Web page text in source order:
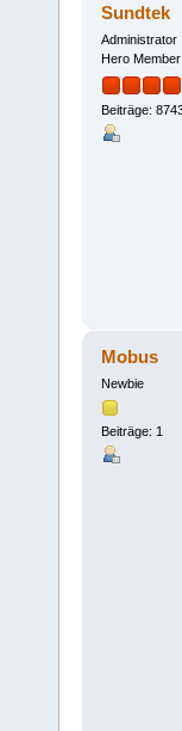
Sundtek
Administrator
Hero Member
Beiträge:
Mobus
Newbie
Beiträge: 1